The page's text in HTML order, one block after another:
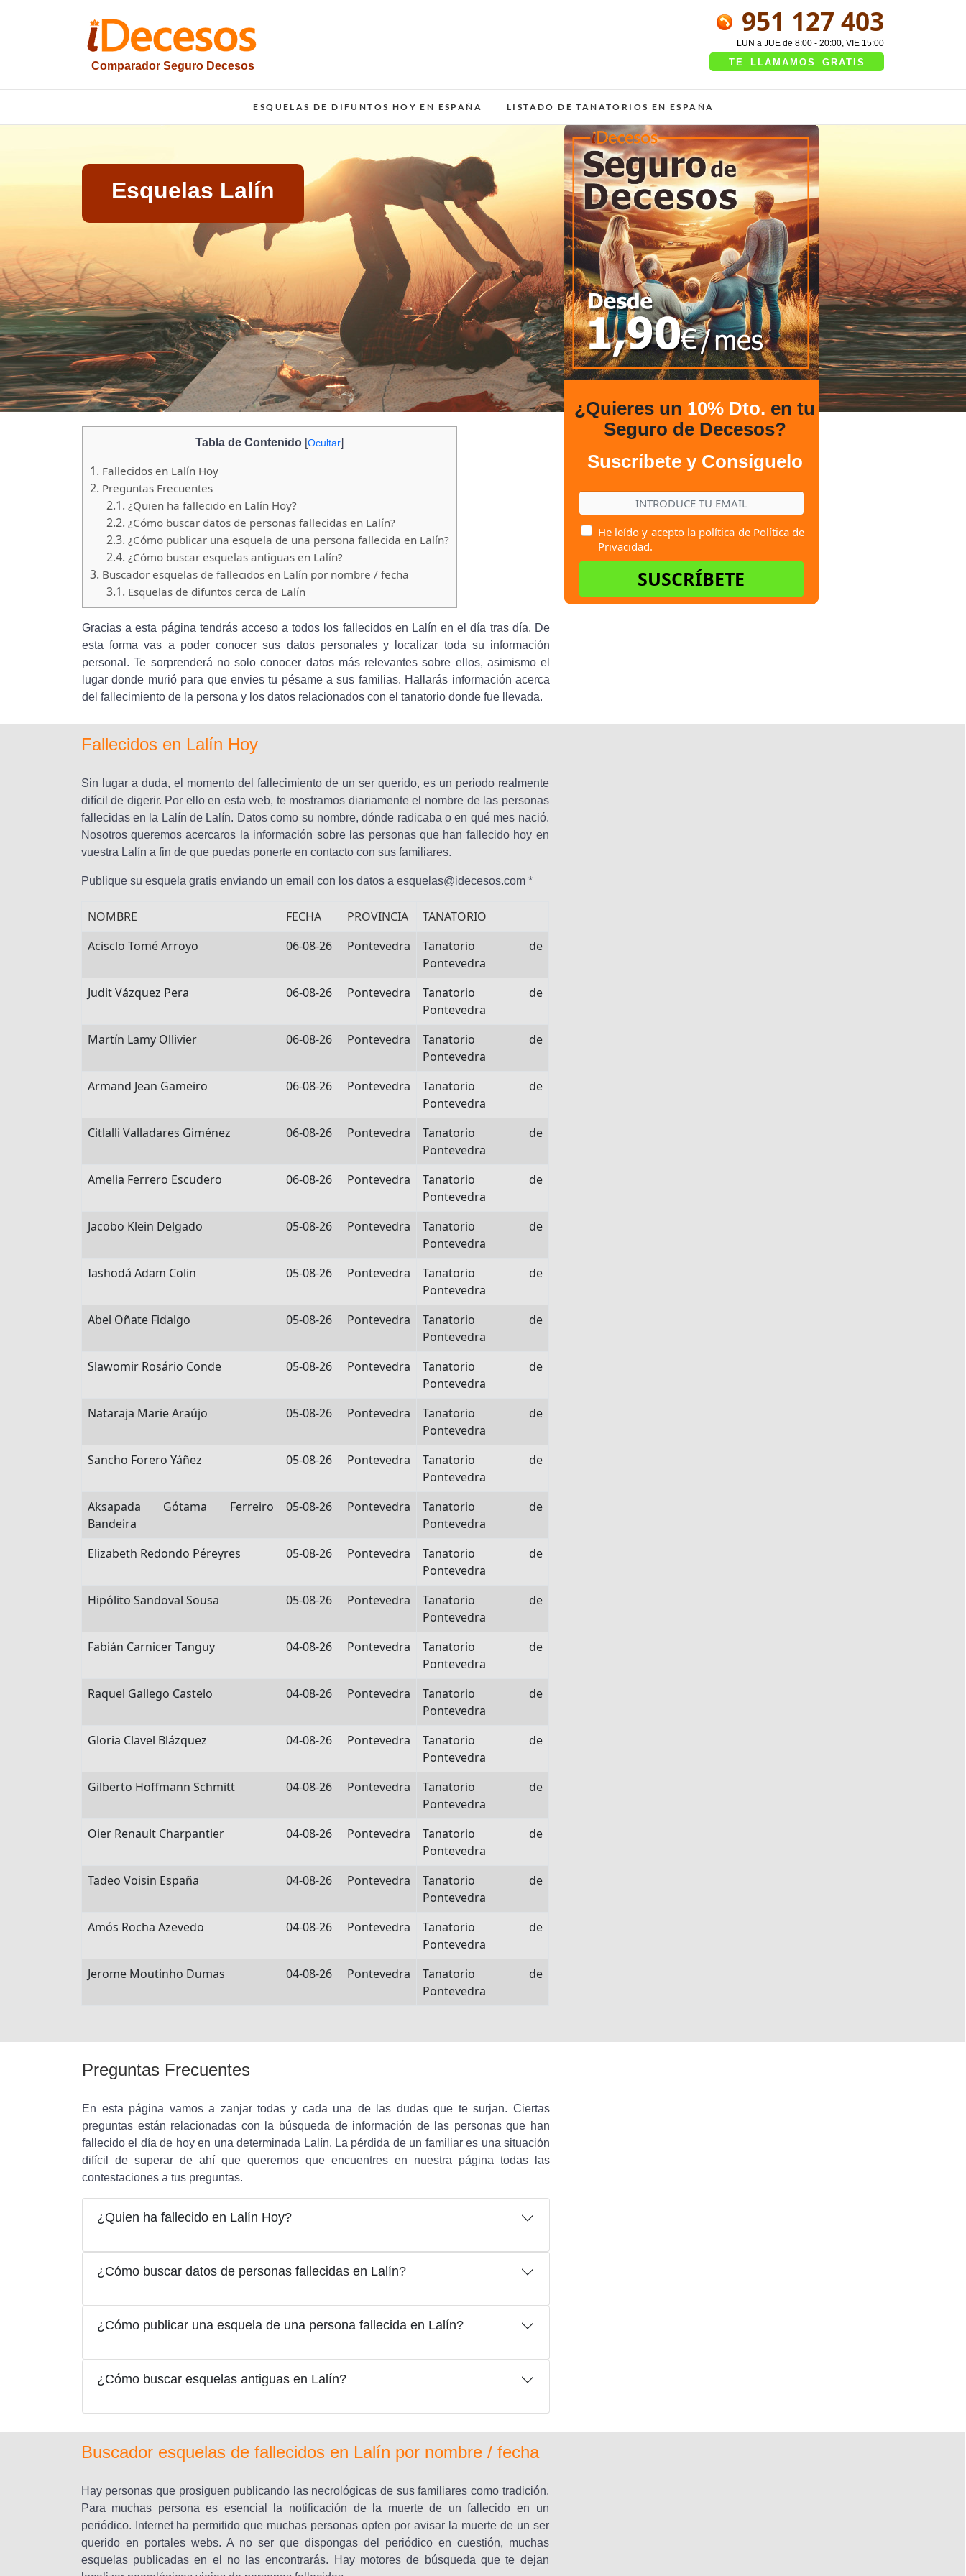
Comparador Seguro Decesos
iesquelas
951 127 403
LUN a JUE de 8:00 - 20:00, VIE 15:00
TE LLAMAMOS GRATIS
ESQUELAS DE DIFUNTOS HOY EN ESPAÑA LISTADO DE TANATORIOS EN ESPAÑA
¿Quieres un 10% Dto. en tu
Seguro de Decesos?
Suscríbete y Consíguelo
He leído y acepto la política de Política de
Privacidad.
SUSCRÍBETE
Esquelas Lalín
Tabla de Contenido [Ocultar]
1. Fallecidos en Lalín Hoy
2. Preguntas Frecuentes
2.1. ¿Quien ha fallecido en Lalín Hoy?
2.2. ¿Cómo buscar datos de personas fallecidas en Lalín?
2.3. ¿Cómo publicar una esquela de una persona fallecida en Lalín?
2.4. ¿Cómo buscar esquelas antiguas en Lalín?
3. Buscador esquelas de fallecidos en Lalín por nombre / fecha
3.1. Esquelas de difuntos cerca de Lalín
Gracias a esta página tendrás acceso a todos los fallecidos en Lalín en el día tras día. De
esta forma vas a poder conocer sus datos personales y localizar toda su información
personal. Te sorprenderá no solo conocer datos más relevantes sobre ellos, asimismo el
lugar donde murió para que envies tu pésame a sus familias. Hallarás información acerca
del fallecimiento de la persona y los datos relacionados con el tanatorio donde fue llevada.
Fallecidos en Lalín Hoy
Sin lugar a duda, el momento del fallecimiento de un ser querido, es un periodo realmente
difícil de digerir. Por ello en esta web, te mostramos diariamente el nombre de las personas
fallecidas en la Lalín de Lalín. Datos como su nombre, dónde radicaba o en qué mes nació.
Nosotros queremos acercaros la información sobre las personas que han fallecido hoy en
vuestra Lalín a fin de que puedas ponerte en contacto con sus familiares.
Publique su esquela gratis enviando un email con los datos a esquelas@idecesos.com *
NOMBRE FECHA PROVINCIA
TANATORIO
Acisclo Tomé Arroyo
06-08-26 Pontevedra
Tanatorio de
Pontevedra
Judit Vázquez Pera
06-08-26 Pontevedra
Tanatorio de
Pontevedra
Martín Lamy Ollivier
06-08-26 Pontevedra
Tanatorio de
Pontevedra
Armand Jean Gameiro
06-08-26 Pontevedra
Tanatorio de
Pontevedra
Citlalli Valladares Giménez
06-08-26 Pontevedra
Tanatorio de
Pontevedra
Amelia Ferrero Escudero
06-08-26 Pontevedra
Tanatorio de
Pontevedra
Jacobo Klein Delgado
05-08-26 Pontevedra
Tanatorio de
Pontevedra
Iashodá Adam Colin
05-08-26 Pontevedra
Tanatorio de
Pontevedra
Abel Oñate Fidalgo
05-08-26 Pontevedra
Tanatorio de
Pontevedra
Slawomir Rosário Conde
05-08-26 Pontevedra
Tanatorio de
Pontevedra
Nataraja Marie Araújo
05-08-26 Pontevedra
Tanatorio de
Pontevedra
Sancho Forero Yáñez
05-08-26 Pontevedra
Tanatorio de
Pontevedra
Aksapada Gótama Ferreiro
Bandeira
05-08-26 Pontevedra
Tanatorio de
Pontevedra
Elizabeth Redondo Péreyres
05-08-26 Pontevedra
Tanatorio de
Pontevedra
Hipólito Sandoval Sousa
05-08-26 Pontevedra
Tanatorio de
Pontevedra
Fabián Carnicer Tanguy
04-08-26 Pontevedra
Tanatorio de
Pontevedra
Raquel Gallego Castelo
04-08-26 Pontevedra
Tanatorio de
Pontevedra
Gloria Clavel Blázquez
04-08-26 Pontevedra
Tanatorio de
Pontevedra
Gilberto Hoffmann Schmitt
04-08-26 Pontevedra
Tanatorio de
Pontevedra
Oier Renault Charpantier
04-08-26 Pontevedra
Tanatorio de
Pontevedra
Tadeo Voisin España
04-08-26 Pontevedra
Tanatorio de
Pontevedra
Amós Rocha Azevedo
04-08-26 Pontevedra
Tanatorio de
Pontevedra
Jerome Moutinho Dumas
04-08-26 Pontevedra
Tanatorio de
Pontevedra
Preguntas Frecuentes
En esta página vamos a zanjar todas y cada una de las dudas que te surjan. Ciertas
preguntas están relacionadas con la búsqueda de información de las personas que han
fallecido el día de hoy en una determinada Lalín. La pérdida de un familiar es una situación
difícil de superar de ahí que queremos que encuentres en nuestra página todas las
contestaciones a tus preguntas.
¿Quien ha fallecido en Lalín Hoy?
¿Cómo buscar datos de personas fallecidas en Lalín?
¿Cómo publicar una esquela de una persona fallecida en Lalín?
¿Cómo buscar esquelas antiguas en Lalín?
Buscador esquelas de fallecidos en Lalín por nombre / fecha
Hay personas que prosiguen publicando las necrológicas de sus familiares como tradición.
Para muchas persona es esencial la notificación de la muerte de un fallecido en un
periódico. Internet ha permitido que muchas personas opten por avisar la muerte de un ser
querido en portales webs. A no ser que dispongas del periódico en cuestión, muchas
esquelas publicadas en el no las encontrarás. Hay motores de búsqueda que te dejan